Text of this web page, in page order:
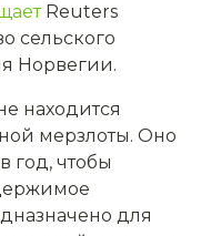
Reuters
сельского
Норвегии.
находится
мерзлоты. Оно
год, чтобы
для